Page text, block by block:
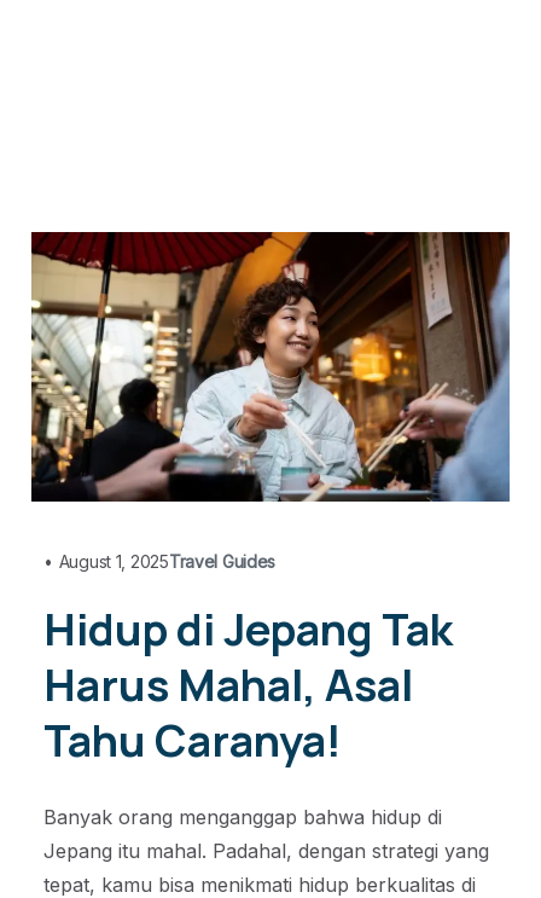
• August 1, 2025Travel Guides
Hidup di Jepang Tak
Harus Mahal, Asal
Tahu Caranya!
Banyak orang menganggap bahwa hidup di
Jepang itu mahal. Padahal, dengan strategi yang
tepat, kamu bisa menikmati hidup berkualitas di